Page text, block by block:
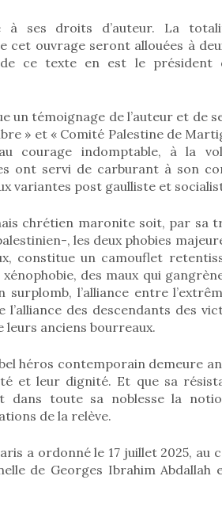
à ses droits d’auteur. La
cet ouvrage seront allouées à
ce texte en est le président
un témoignage de l’auteur et de
» et « Comité Palestine de
courage indomptable, à la
ont servi de carburant à son
variantes post gaulliste et
chrétien maronite soit, par sa
, les deux phobies
constitue un camouflet
des maux qui
surplomb, l’alliance entre
des descendants des
anciens bourreaux.
bel héros contemporain demeure
et leur dignité. Et que sa
dans toute sa noblesse la
de la relève.
a ordonné le 17 juillet 2025, au
de Georges Ibrahim Abdallah